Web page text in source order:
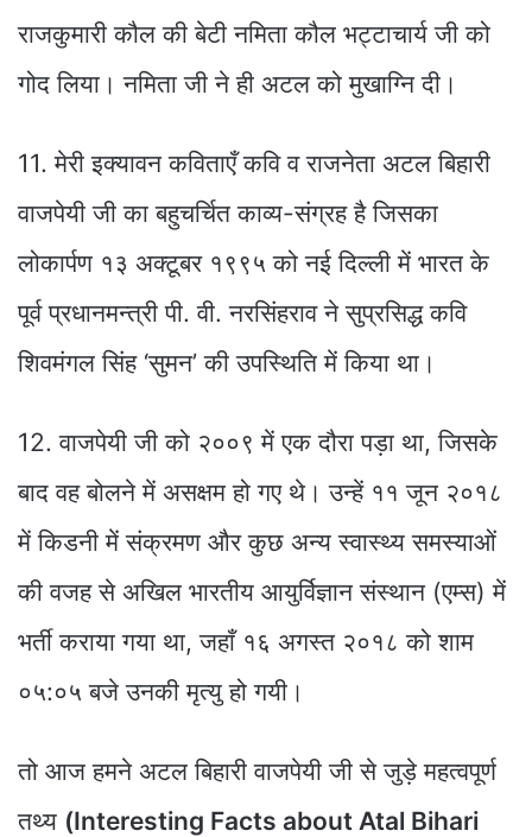
राजकुमारी कौल की बेटी नमिता कौल भट्टाचार्य जी को
गोद लिया। नमिता जी ने ही अटल को मुखाग्नि दी।
11. मेरी इक्यावन कविताएँ कवि व राजनेता अटल बिहारी
वाजपेयी जी का बहुचर्चित काव्य-संग्रह है जिसका
लोकार्पण १३ अक्टूबर १९९५ को नई दिल्ली में भारत के
पूर्व प्रधानमन्त्री पी. वी. नरसिंहराव ने सुप्रसिद्ध कवि
शिवमंगल सिंह ‘सुमन’ की उपस्थिति में किया था।
12. वाजपेयी जी को २००९ में एक दौरा पड़ा था, जिसके
बाद वह बोलने में असक्षम हो गए थे। उन्हें ११ जून २०१८
में किडनी में संक्रमण और कुछ अन्य स्वास्थ्य समस्याओं
की वजह से अखिल भारतीय आयुर्विज्ञान संस्थान (एम्स) में
भर्ती कराया गया था, जहाँ १६ अगस्त २०१८ को शाम
०५:०५ बजे उनकी मृत्यु हो गयी।
तो आज हमने अटल बिहारी वाजपेयी जी से जुड़े महत्वपूर्ण
तथ्य (Interesting Facts about Atal Bihari